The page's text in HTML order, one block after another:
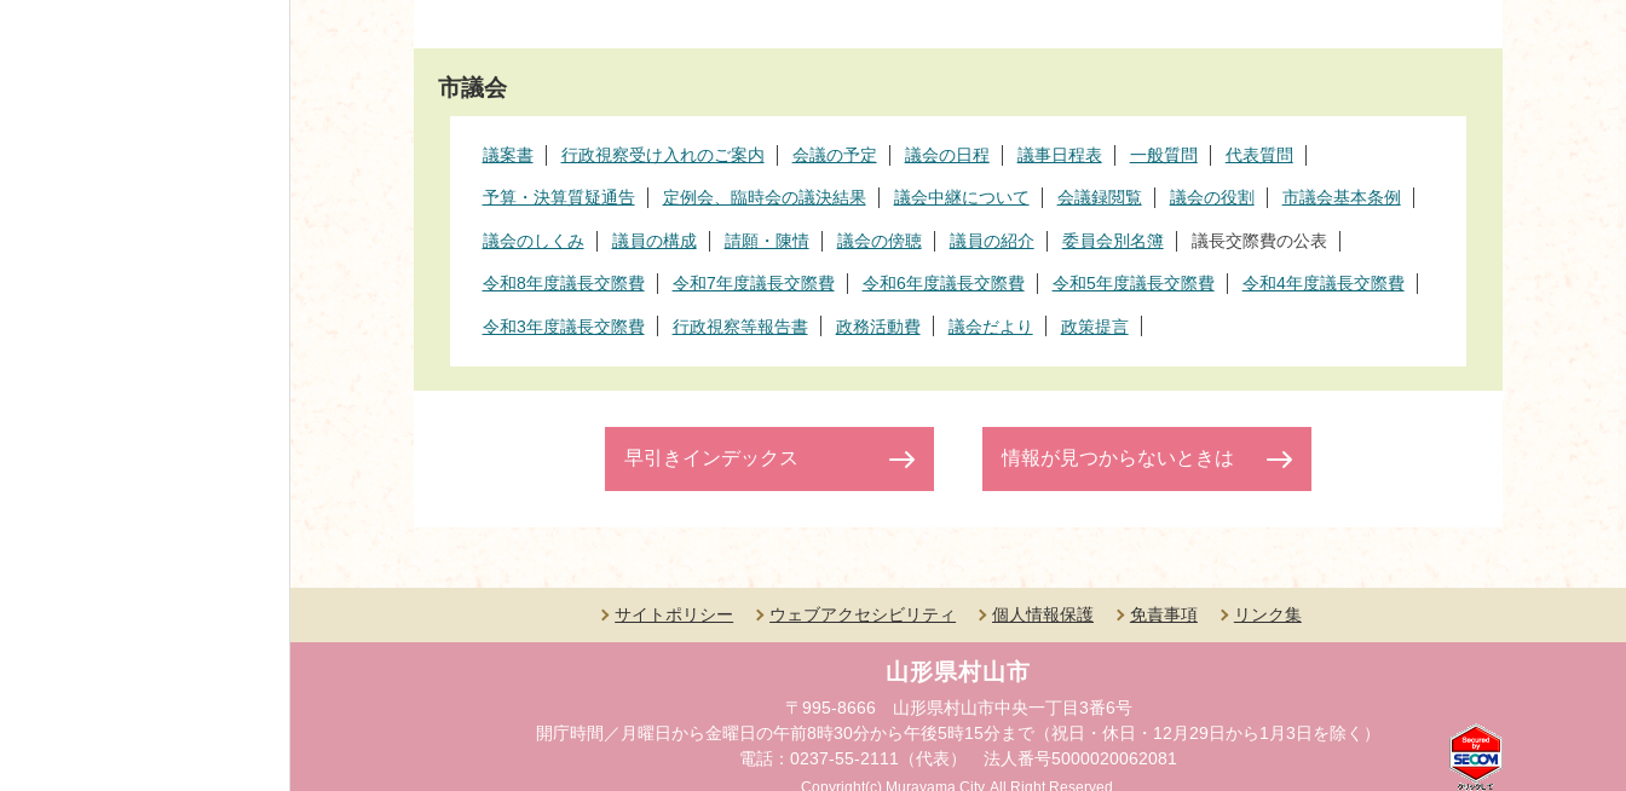
市議会
議案書 行政視察受け入れのご案内 会議の予定 議会の日程 議事日程表 一般質問 代表質問
予算・決算質疑通告 定例会、臨時会の議決結果 議会中継について 会議録閲覧 議会の役割 市議会基本条例
議会のしくみ 議員の構成 請願・陳情 議会の傍聴 議員の紹介 委員会別名簿 議長交際費の公表
令和8年度議長交際費 令和7年度議長交際費 令和6年度議長交際費 令和5年度議長交際費 令和4年度議長交際費
令和3年度議長交際費 行政視察等報告書 政務活動費 議会だより 政策提言
早引きインデックス 情報が見つからないときは
サイトポリシー ウェブアクセシビリティ 個人情報保護 免責事項 リンク集
山形県村山市
〒995-8666 山形県村山市中央一丁目3番6号
開庁時間／月曜日から金曜日の午前8時30分から午後5時15分まで（祝日・休日・12月29日から1月3日を除く）
電話：0237-55-2111（代表） 法人番号5000020062081
Copyright(c) Murayama City. All Right Reserved.